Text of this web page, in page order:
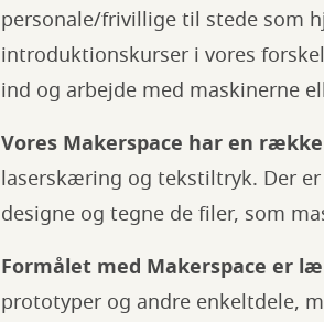
personale/frivillige til stede som
introduktionskurser i vores
ind og arbejde med maskinerne
Vores Makerspace har en
laserskæring og tekstiltryk. Der
designe og tegne de filer, som
Formålet med Makerspace er
prototyper og andre enkeltdele,